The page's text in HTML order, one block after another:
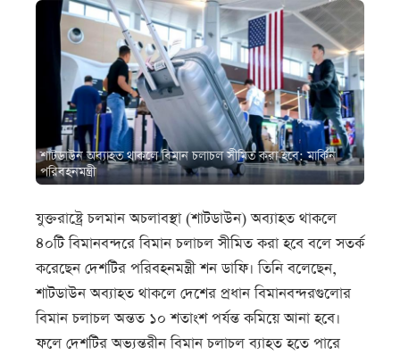
শাটডাউন অব্যাহত থাকলে বিমান চলাচল সীমিত করা হবে: মার্কিন
পরিবহনমন্ত্রী
যুক্তরাষ্ট্রে চলমান অচলাবস্থা (শাটডাউন) অব্যাহত থাকলে
৪০টি বিমানবন্দরে বিমান চলাচল সীমিত করা হবে বলে সতর্ক
করেছেন দেশটির পরিবহনমন্ত্রী শন ডাফি। তিনি বলেছেন,
শাটডাউন অব্যাহত থাকলে দেশের প্রধান বিমানবন্দরগুলোর
বিমান চলাচল অন্তত ১০ শতাংশ পর্যন্ত কমিয়ে আনা হবে।
ফলে দেশটির অভ্যন্তরীন বিমান চলাচল ব্যাহত হতে পারে